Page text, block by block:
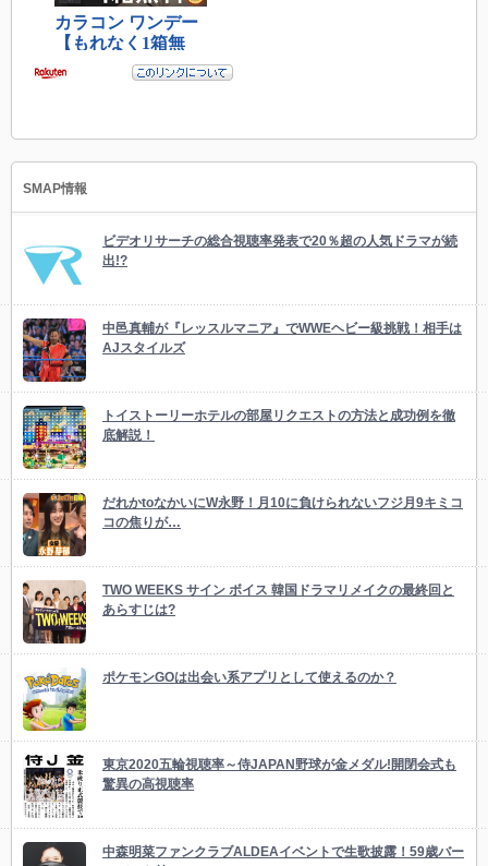
SMAP情報
ビデオリサーチの総合視聴率発表で20％超の人気ドラマが続
出!?
中邑真輔が『レッスルマニア』でWWEヘビー級挑戦！相手は
AJスタイルズ
トイストーリーホテルの部屋リクエストの方法と成功例を徹
底解説！
だれかtoなかいにW永野！月10に負けられないフジ月9キミコ
コの焦りが…
TWO WEEKS サイン ボイス 韓国ドラマリメイクの最終回と
あらすじは?
ポケモンGOは出会い系アプリとして使えるのか？
東京2020五輪視聴率～侍JAPAN野球が金メダル!開閉会式も
驚異の高視聴率
中森明菜ファンクラブALDEAイベントで生歌披露！59歳バー